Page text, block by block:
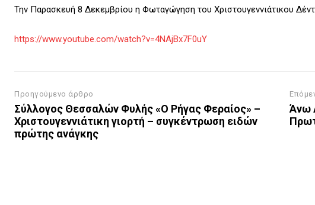
Την Παρασκευή 8 Δεκεμβρίου η Φωταγώγηση του Χριστουγεννιάτικου
https://www.youtube.com/watch?v=4NAjBx7F0uY
Προηγούμενο άρθρο
Σύλλογος Θεσσαλών Φυλής «Ο Ρήγας Φεραίος» –
Χριστουγεννιάτικη γιορτή – συγκέντρωση ειδών
πρώτης ανάγκης
Άνω